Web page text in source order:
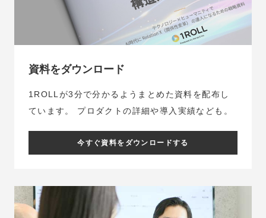
資料をダウンロード
1ROLLが3分で分かるようまとめた資料を配布し
ています。
プロダクトの詳細や導入実績なども。
今すぐ資料をダウンロードする